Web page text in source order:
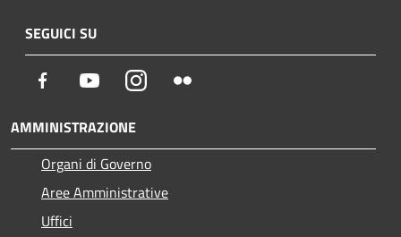
SEGUICI SU
Facebook YoutubeInstagram
AMMINISTRAZIONE
Organi di Governo
Aree Amministrative
Uffici